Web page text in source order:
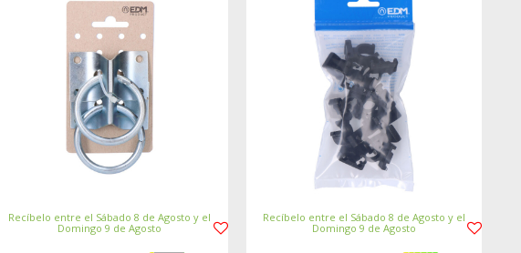
Recíbelo entre el Sábado 8 de Agosto y el
Domingo 9 de Agosto
Recíbelo entre el Sábado 8 de Agosto y el
Domingo 9 de Agosto